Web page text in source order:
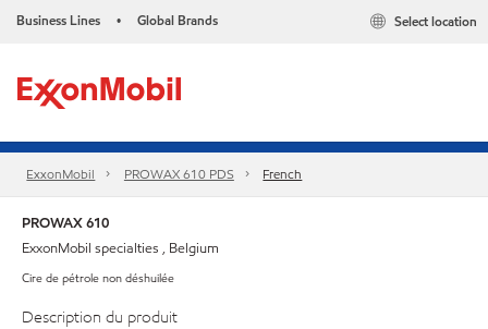
Business Lines • Global Brands Select location
ExxonMobil PROWAX 610 PDS French
PROWAX 610
ExxonMobil specialties , Belgium
Cire de pétrole non déshuilée
Description du produit